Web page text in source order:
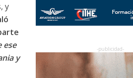
y
ese
y